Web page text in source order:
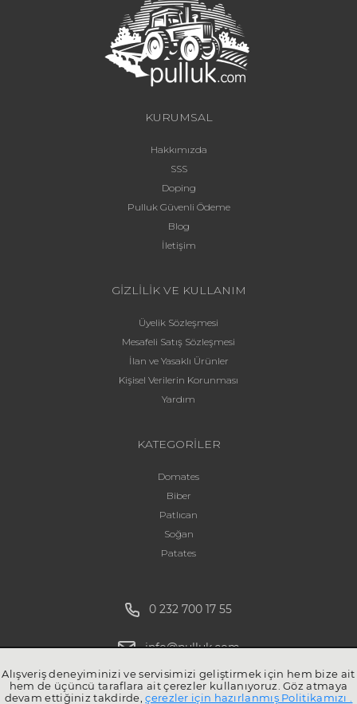
KURUMSAL
Hakkımızda
SSS
Doping
Pulluk Güvenli Ödeme
Blog
İletişim
GİZLİLİK VE KULLANIM
Üyelik Sözleşmesi
Mesafeli Satış Sözleşmesi
İlan ve Yasaklı Ürünler
Kişisel Verilerin Korunması
Yardım
KATEGORİLER
Domates
Biber
Patlıcan
Soğan
Patates
0 232 700 17 55
info@pulluk.com
Alışveriş deneyiminizi ve servisimizi geliştirmek için hem bize ait
hem de üçüncü taraflara ait çerezler kullanıyoruz. Göz atmaya
devam ettiğiniz takdirde,çerezler için hazırlanmış Politikamızı .